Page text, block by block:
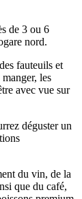
de 3 ou 6
nord.
fauteuils et
les
avec vue sur
déguster un
du vin, de la
que du café,